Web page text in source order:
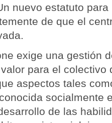
nuevo estatuto
de que el
exige una gestión
para el colectivo
aspectos tales
socialmente
de las